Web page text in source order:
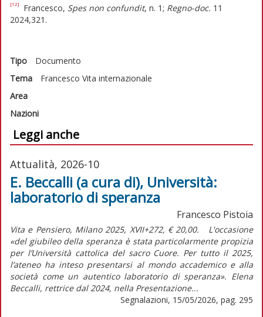
[12] Francesco, Spes non confundit, n. 1; Regno-doc. 11
2024,321.
Tipo
Documento
Tema
Francesco Vita internazionale
Area
Nazioni
Leggi anche
Attualità, 2026-10
E. Beccalli (a cura di), Università:
laboratorio di speranza
Francesco Pistoia
Vita e Pensiero, Milano 2025, XVII+272, € 20,00. L'occasione
«del giubileo della speranza è stata particolarmente propizia
per l’Università cattolica del sacro Cuore. Per tutto il 2025,
l’ateneo ha inteso presentarsi al mondo accademico e alla
società come un autentico laboratorio di speranza». Elena
Beccalli, rettrice dal 2024, nella Presentazione...
Segnalazioni, 15/05/2026, pag. 295